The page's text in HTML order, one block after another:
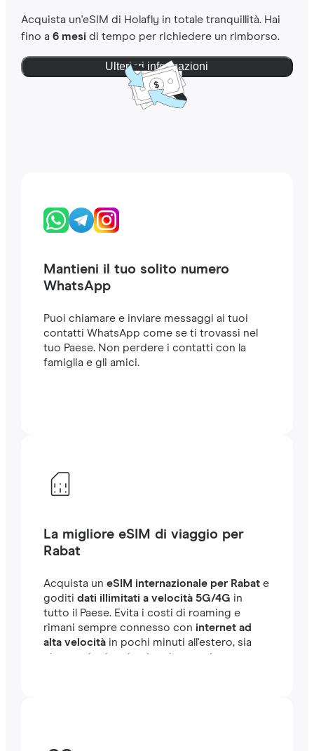
Acquista un'eSIM di Holafly in totale tranquillità. Hai
fino a 6 mesi di tempo per richiedere un rimborso.
Ulteriori informazioni
Mantieni il tuo solito numero
WhatsApp
Puoi chiamare e inviare messaggi ai tuoi
contatti WhatsApp come se ti trovassi nel
tuo Paese. Non perdere i contatti con la
famiglia e gli amici.
La migliore eSIM di viaggio per
Rabat
Acquista un eSIM internazionale per Rabate
goditi dati illimitati a velocità 5G/4G in
tutto il Paese. Evita i costi di roaming e
rimani sempre connesso con internet ad
alta velocitàin pochi minuti all'estero, sia
che tu stia viaggiando o lavorando.